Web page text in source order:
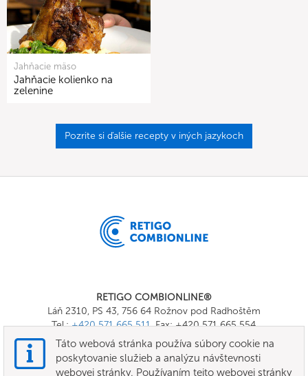
Jahňacie mäso
Jahňacie kolienko na
zelenine
Pozrite si ďalšie recepty v iných jazykoch
RETIGO COMBIONLINE®
Láň 2310, PS 43, 756 64 Rožnov pod Radhoštěm
Tel.:+420 571 665 511, Fax: +420 571 665 554
E-mail:
info@combionline.com
Táto webová stránka používa súbory cookie na
poskytovanie služieb a analýzu návštevnosti
webovej stránky. Používaním tejto webovej stránky